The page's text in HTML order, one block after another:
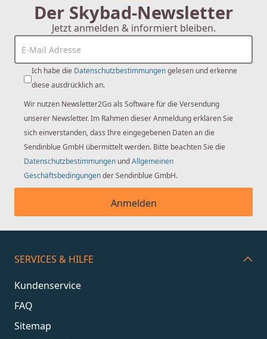
Der Skybad-Newsletter
Jetzt anmelden & informiert bleiben.
Ich habe die Datenschutzbestimmungengelesen und erkenne
diese ausdrücklich an.
Wir nutzen Newsletter2Go als Software für die Versendung
unserer Newsletter. Im Rahmen dieser Anmeldung erklären Sie
sich einverstanden, dass Ihre eingegebenen Daten an die
Sendinblue GmbH übermittelt werden. Bitte beachten Sie die
Datenschutzbestimmungen undAllgemeinen
Geschäftsbedingungender Sendinblue GmbH.
Anmelden
SERVICES & HILFE
Kundenservice
FAQ
Sitemap